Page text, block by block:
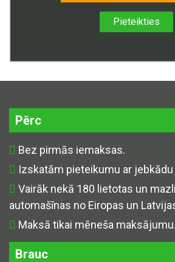
Pieteikties
Pērc
Bez pirmās iemaksas.
Izskatām pieteikumu ar
Vairāk nekā 180 lietotas un
automašīnas no Eiropas un
Maksā tikai mēneša maksājumu.
Brauc